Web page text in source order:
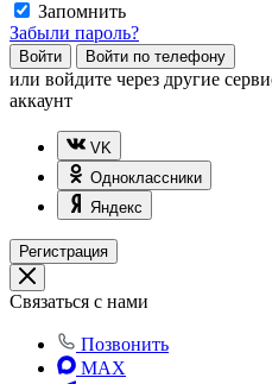
Запомнить
Забыли пароль?
Войти Войти по телефону
или войдите через другие
аккаунт
VK
Одноклассники
Яндекс
Регистрация
Связаться с нами
Позвонить
MAX